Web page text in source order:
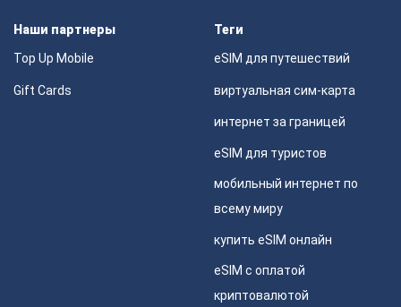
Наши партнеры
Top Up Mobile
Gift Cards
Теги
eSIM для путешествий
виртуальная сим-карта
интернет за границей
eSIM для туристов
мобильный интернет по
всему миру
купить eSIM онлайн
eSIM с оплатой
криптовалютой